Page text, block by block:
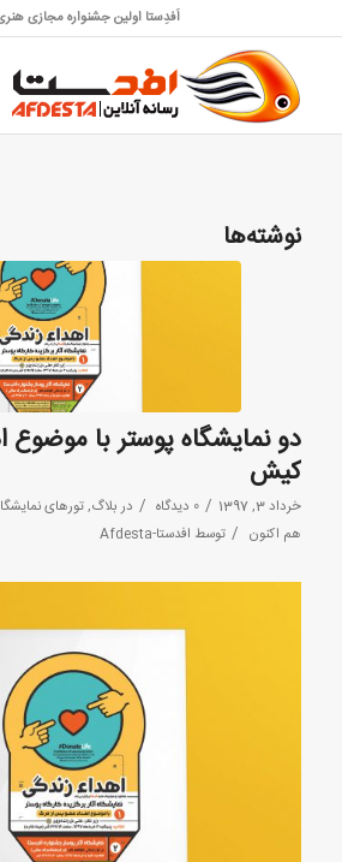
اَفدِستا اولین جشنواره مجازی
نوشته‌ها
دو نمایشگاه پوستر با موضوع
کیش
خرداد 3, 1397 / 0 دیدگاه / در بلاگ,تورهای
هم اکنون / توسط افدستا-Afdesta